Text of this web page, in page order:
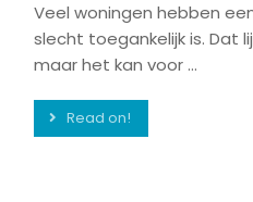
Veel woningen hebben
slecht toegankelijk is. Dat
maar het kan voor ...
Read on!